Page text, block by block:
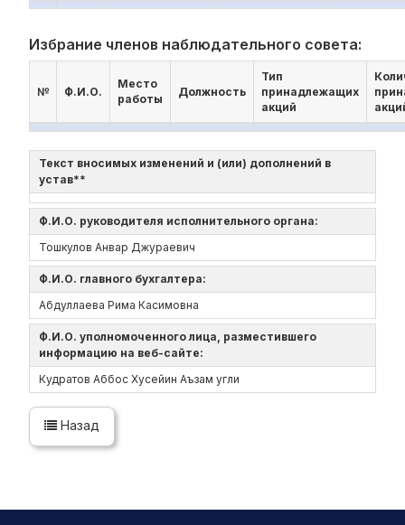
Избрание членов наблюдательного совета:
№ Ф.И.О.
Место
работы
Должность
Тип
принадлежащих
акций
Текст вносимых изменений и (или) дополнений в
устав**
Ф.И.О. руководителя исполнительного органа:
Тошкулов Анвар Джураевич
Ф.И.О. главного бухгалтера:
Абдуллаева Рима Касимовна
Ф.И.О. уполномоченного лица, разместившего
информацию на веб-сайте:
Кудратов Аббос Хусейин Аъзам угли
Назад